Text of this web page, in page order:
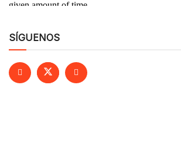
SÍGUENOS